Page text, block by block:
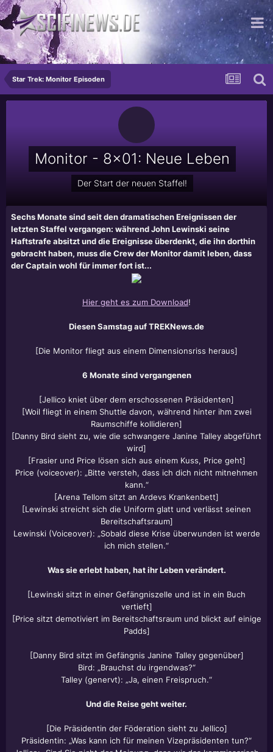
...die romantische Käsekuchenverkostung
Star Trek: Monitor Episoden
Monitor - 8x01: Neue Leben
Der Start der neuen Staffel!
Sechs Monate sind seit den dramatischen Ereignissen der
letzten Staffel vergangen: während John Lewinski seine
Haftstrafe absitzt und die Ereignisse überdenkt, die ihn dorthin
gebracht haben, muss die Crew der Monitor damit leben, dass
der Captain wohl für immer fort ist...
Hier geht es zum Download!
Diesen Samstag auf TREKNews.de
[Die Monitor fliegt aus einem Dimensionsriss heraus]
6 Monate sind vergangenen
[Jellico kniet über dem erschossenen Präsidenten]
[Woil fliegt in einem Shuttle davon, während hinter ihm zwei
Raumschiffe kollidieren]
[Danny Bird sieht zu, wie die schwangere Janine Talley abgeführt
wird]
[Frasier und Price lösen sich aus einem Kuss, Price geht]
Price (voiceover): „Bitte versteh, dass ich dich nicht mitnehmen
kann.“
[Arena Tellom sitzt an Ardevs Krankenbett]
[Lewinski streicht sich die Uniform glatt und verlässt seinen
Bereitschaftsraum]
Lewinski (Voiceover): „Sobald diese Krise überwunden ist werde
ich mich stellen.“
Was sie erlebt haben, hat ihr Leben verändert.
[Lewinski sitzt in einer Gefängniszelle und ist in ein Buch
vertieft]
[Price sitzt demotiviert im Bereitschaftsraum und blickt auf einige
Padds]
[Danny Bird sitzt im Gefängnis Janine Talley gegenüber]
Bird: „Brauchst du irgendwas?“
Talley (genervt): „Ja, einen Freispruch.“
Und die Reise geht weiter.
[Die Präsidentin der Föderation sieht zu Jellico]
Präsidentin: „Was kann ich für meinen Vizepräsidenten tun?“